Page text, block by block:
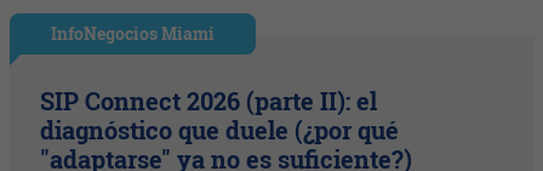
InfoNegocios Miami
SIP Connect 2026 (parte II): el
diagnóstico que duele (¿por qué
"adaptarse" ya no es suficiente?)